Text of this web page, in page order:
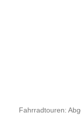
Fahrradtouren: